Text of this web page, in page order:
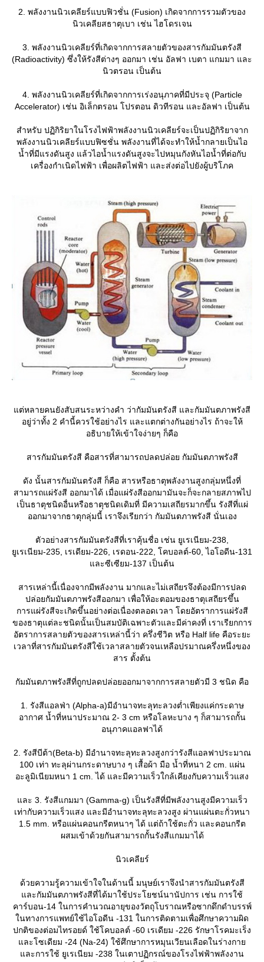
2. พลังงานนิวเคลียร์แบบฟิวชั่น (Fusion) เกิดจากการรวมตัวของ
นิวเคลียสธาตุเบา เช่น ไฮโดรเจน
3. พลังงานนิวเคลียร์ที่เกิดจากการสลายตัวของสารกัมมันตรังสี
(Radioactivity) ซึ่งให้รังสีต่างๆ ออกมา เช่น อัลฟา เบตา แกมมา และ
นิวตรอน เป็นต้น
4. พลังงานนิวเคลียร์ที่เกิดจากการเร่งอนุภาคที่มีประจุ (Particle
Accelerator) เช่น อิเล็กตรอน โปรตอน ดิวทีรอน และอัลฟา เป็นต้น
สำหรับ ปฏิกิริยาในโรงไฟฟ้าพลังงานนิวเคลียร์จะเป็นปฏิกิริยาจาก
พลังงานนิวเคลียร์แบบฟิซชั่น พลังงานที่ได้จะทำให้น้ำกลายเป็นไอ
น้ำที่มีแรงดันสูง แล้วไอน้ำแรงดันสูงจะไปหมุนกังหันไอน้ำที่ต่อกับ
เครื่องกำเนิดไฟฟ้า เพื่อผลิตไฟฟ้า และส่งต่อไปยังผู้บริโภค
ต่หลายคนยังสับสนระหว่างคำ ว่ากัมมันตรังสี และกัมมันตภาพรังสี
อยู่ว่าทั้ง 2 คำนี้ควรใช้อย่างไร และแตกต่างกันอย่างไร ถ้าจะให้
อธิบายให้เข้าใจง่ายๆ ก็คือ
สารกัมมันตรังสี คือสารที่สามารถปลดปล่อย กัมมันตภาพรังสี
ดัง นั้นสารกัมมันตรังสี ก็คือ สารหรือธาตุพลังงานสูงกลุ่มหนึ่งที่
สามารถแผ่รังสี ออกมาได้ เมื่อแผ่รังสีออกมามันจะก็จะกลายสภาพไป
เป็นธาตุชนิดอื่นหรือธาตุชนิดเดิมที่ มีความเสถียรมากขึ้น รังสีที่แผ่
ออกมาจากธาตุกลุ่มนี้ เราจึงเรียกว่า กัมมันตภาพรังสี นั่นเอง
ตัวอย่างสารกัมมันตรังสีที่เราคุ้นชื่อ เช่น ยูเรเนียม-238,
ูเรเนียม-235, เรเดียม-226, เรดอน-222, โคบอลต์-60, ไอโอดีน-131
ละซีเซียม-137 เป็นต้น
สารเหล่านี้เนื่องจากมีพลังงาน มากและไม่เสถียรจึงต้องมีการปลด
ปล่อยกัมมันตภาพรังสีออกมา เพื่อให้อะตอมของธาตุเสถียรขึ้น
การแผ่รังสีจะเกิดขึ้นอย่างต่อเนื่องตลอดเวลา โดยอัตราการแผ่รังสี
ของธาตุแต่ละชนิดนั้นเป็นสมบัติเฉพาะตัวและมีค่าคงที่ เราเรียกการ
อัตราการสลายตัวของสารเหล่านี้ว่า ครึ่งชีวิต หรือ Half life คือระยะ
เวลาที่สารกัมมันตรังสีใช้เวลาสลายตัวจนเหลือปรมาณครึ่งหนึ่งของ
สาร ตั้งต้น
กัมมันตภาพรังสีที่ถูกปลดปล่อยออกมาจากการสลายตัวมี 3 ชนิด คือ
1. รังสีแอลฟ่า (Alpha-a)มีอำนาจทะลุทะลวงต่ำเพียงแค่กระดาษ
อากาศ น้ำที่หนาประมาณ 2- 3 cm หรือโลหะบาง ๆ ก็สามารถกั้น
อนุภาคแอลฟาได้
2. รังสีบีต้า(Beta-b) มีอำนาจทะลุทะลวงสูงกว่ารังสีแอลฟาประมาณ
100 เท่า ทะลุผ่านกระดาษบาง ๆ เสื้อผ้า มือ น้ำที่หนา 2 cm. แผ่น
อะลูมิเนียมหนา 1 cm. ได้ และมีความเร็วใกล้เคียงกับความเร็วแสง
ละ 3. รังสีแกมมา (Gamma-g) เป็นรังสีที่มีพลังงานสูงมีความเร็ว
เท่ากับความเร็วแสง และมีอำนาจทะลุทะลวงสูง ผ่านแผ่นตะกั่วหนา
1.5 mm. หรือแผ่นคอนกรีตหนาๆ ได้ แต่ถ้าใช้ตะกั่ว และคอนกรีต
ผสมเข้าด้วยกันสามารถกั้นรังสีแกมมาได้
นิวเคลียร์
ด้วยความรู้ความเข้าใจในด้านนี้ มนุษย์เราจึงนำสารกัมมันตรังสี
ละกัมมันตภาพรังสีที่ได้มาใช้ประโยชน์นานัปการ เช่น การใช้
คาร์บอน-14 ในการคำนวณอายุของวัตถุโบราณหรือซากดึกดำบรรพ์
นทางการแพทย์ใช้ไอโอดีน -131 ในการติดตามเพื่อศึกษาความผิด
ปกติของต่อมไทรอยด์ ใช้โคบอลต์ -60 เรเดียม -226 รักษาโรคมะเร็ง
ละโซเดียม -24 (Na-24) ใช้ศึกษาการหมุนเวียนเลือดในร่างกา
ละการใช้ ยูเรเนียม -238 ในเตาปฏิกรณ์ของโรงไฟฟ้าพลังงาน